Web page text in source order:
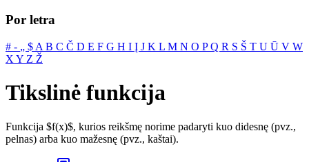
Por letra
# ‐ „ $ A B C Č D E F G H I Į J K L M N O PQ R S Š T U Ū V W
X Y Z Ž
Tikslinė funkcija
Funkcija $f(x)$, kurios reikšmę norime padaryti kuo didesnę (pvz.,
pelnas) arba kuo mažesnę (pvz., kaštai).